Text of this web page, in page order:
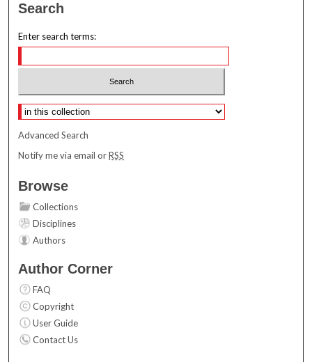
Search
Enter search terms:
Select context to search:
Advanced Search
Notify me via email orRSS
Browse
Collections
Disciplines
Authors
Author Corner
FAQ
Copyright
User Guide
Contact Us